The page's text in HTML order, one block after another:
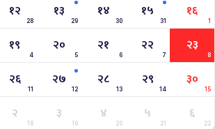
१२
28
१३
29
१४
30
१५
31
१६
1
१९
4
२०
5
२१
6
२२
7
२३
8
२६
11
२७
12
२८
13
२९
14
३०
15
२
18
३
19
४
20
५
21
६
22